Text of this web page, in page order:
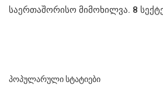
საერთაშორისო მიმოხილვა. 8
ᲞᲝᲞᲣᲚᲐᲠᲣᲚᲘ ᲡᲢᲐᲢᲘᲔᲑᲘ